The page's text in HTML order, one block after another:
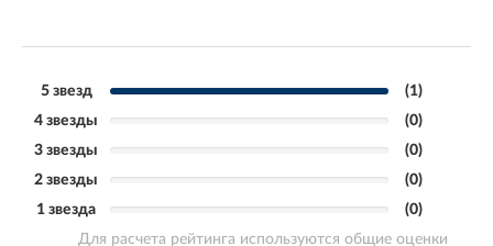
5 звезд
(1)
4 звезды
(0)
3 звезды
(0)
2 звезды
(0)
1 звезда
(0)
Для расчета рейтинга используются общие оценки